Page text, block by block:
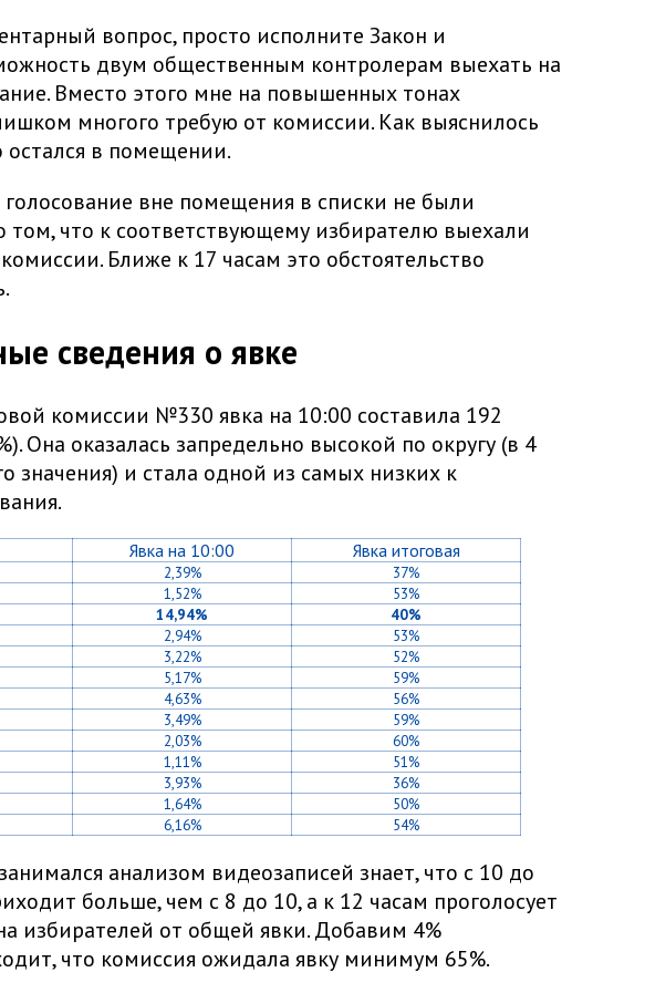
вопрос, просто исполните Закон и
двум общественным контролерам выехать на
Вместо этого мне на повышенных тонах
многого требую от комиссии. Как выяснилось
остался в помещении.
вне помещения в списки не были
том, что к соответствующему избирателю выехали
Ближе к 17 часам это обстоятельство
сведения о явке
комиссии №330 явка на 10:00 составила 192
Она оказалась запредельно высокой по округу (в 4
значения) и стала одной из самых низких к
Явка на 10:00 Явка итоговая
2,39%
37%
1,52%
53%
14,94%
40%
2,94%
53%
3,22%
52%
5,17%
59%
4,63%
56%
3,49%
59%
2,03%
60%
1,11%
51%
3,93%
36%
1,64%
50%
6,16% 54%
анализом видеозаписей знает, что с 10 до
больше, чем с 8 до 10, а к 12 часам проголосует
избирателей от общей явки. Добавим 4%
что комиссия ожидала явку минимум 65%.